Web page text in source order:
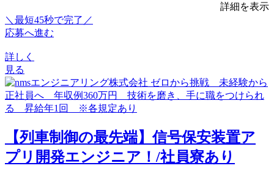
詳細を表示
＼最短45秒で完了／
応募へ進む
詳しく
見る
【列車制御の最先端】信号保安装置ア
プリ開発エンジニア！/社員寮あり